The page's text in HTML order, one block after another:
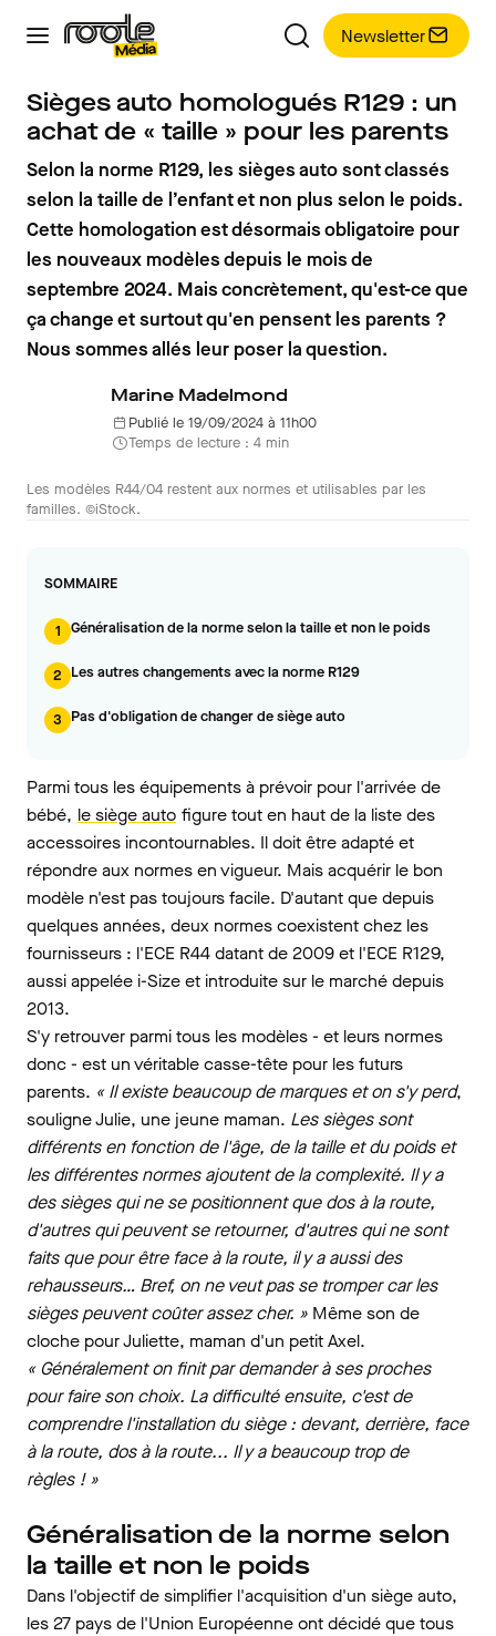
Newsletter
Sièges auto homologués R129 : un
achat de « taille » pour les parents
Selon la norme R129, les sièges auto sont classés
selon la taille de l’enfant et non plus selon le poids.
Cette homologation est désormais obligatoire pour
les nouveaux modèles depuis le mois de
septembre 2024. Mais concrètement, qu'est-ce que
ça change et surtout qu'en pensent les parents ?
Nous sommes allés leur poser la question.
Marine Madelmond
Publié le 19/09/2024 à 11h00
Temps de lecture : 4 min
Les modèles R44/04 restent aux normes et utilisables par les
familles. ©iStock.
SOMMAIRE
1 Généralisation de la norme selon la taille et non le poids
2 Les autres changements avec la norme R129
3 Pas d'obligation de changer de siège auto
Parmi tous les équipements à prévoir pour l'arrivée de
bébé, le siège auto figure tout en haut de la liste des
accessoires incontournables. Il doit être adapté et
répondre aux normes en vigueur. Mais acquérir le bon
modèle n'est pas toujours facile. D'autant que depuis
quelques années, deux normes coexistent chez les
fournisseurs : l'ECE R44 datant de 2009 et l'ECE R129,
aussi appelée i-Size et introduite sur le marché depuis
2013.
S'y retrouver parmi tous les modèles - et leurs normes
donc - est un véritable casse-tête pour les futurs
parents. « Il existe beaucoup de marques et on s'y perd,
souligne Julie, une jeune maman. Les sièges sont
différents en fonction de l'âge, de la taille et du poids et
les différentes normes ajoutent de la complexité. Il y a
des sièges qui ne se positionnent que dos à la route,
d'autres qui peuvent se retourner, d'autres qui ne sont
faits que pour être face à la route, il y a aussi des
rehausseurs… Bref, on ne veut pas se tromper car les
sièges peuvent coûter assez cher. » Même son de
cloche pour Juliette, maman d'un petit Axel.
« Généralement on finit par demander à ses proches
pour faire son choix. La difficulté ensuite, c'est de
comprendre l'installation du siège : devant, derrière, face
à la route, dos à la route... Il y a beaucoup trop de
règles ! »
Généralisation de la norme selon
la taille et non le poids
Dans l'objectif de simplifier l'acquisition d'un siège auto,
les 27 pays de l'Union Européenne ont décidé que tous